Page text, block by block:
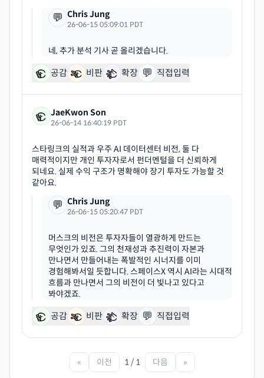
💬 Chris Jung
26-06-15 05:09:01 PDT
공감 비판 확장 💬 직접입력
JaeKwon Son
26-06-14 16:40:19 PDT
스타링크의 실적과 우주 AI 데이터센터 비전, 둘 다
매력적이지만 개인 투자자로서 펀더멘털을 더 신뢰하게
되네요. 실제 수익 구조가 명확해야 장기 투자도 가능할 것
💬 Chris Jung
26-06-15 05:20:47 PDT
머스크의 비전은 투자자들이 열광하게 만드는
무엇인가 있죠. 그의 천재성과 추진력이 자본과
만나면서 만들어내는 폭발적인 시너지를 이미
경험해봐서일 듯합니다. 스페이스X 역시 AI라는 시대적
흐름과 만나면서 그의 비전이 더 빛나고 있다고
공감 비판 확장 💬 직접입력
« 이전 1 / 1 다음 »